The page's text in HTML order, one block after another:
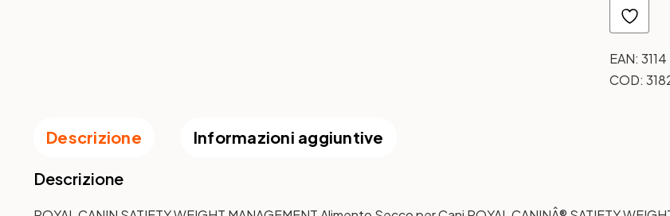
EAN: 3114
COD:
Descrizione Informazioni aggiuntive
Descrizione